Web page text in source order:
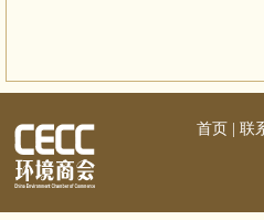
首页 联